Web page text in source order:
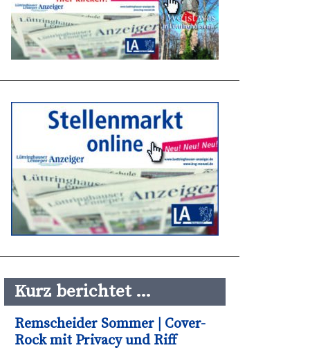
Kurz berichtet …
Remscheider Sommer | Cover-
Rock mit Privacy und Riff